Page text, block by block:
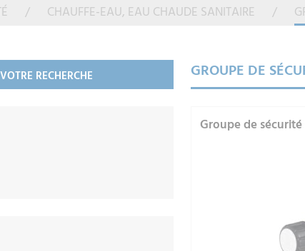
CHAUFFE-EAU, EAU CHAUDE SANITAIRE
RECHERCHE GROUPE DE
Groupe de